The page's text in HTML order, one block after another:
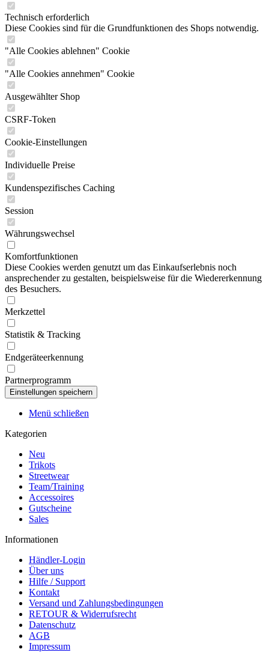
Technisch erforderlich
Diese Cookies sind für die Grundfunktionen des Shops notwendig.
"Alle Cookies ablehnen" Cookie
"Alle Cookies annehmen" Cookie
Ausgewählter Shop
CSRF-Token
Cookie-Einstellungen
Individuelle Preise
Kundenspezifisches Caching
Session
Währungswechsel
Komfortfunktionen
Diese Cookies werden genutzt um das Einkaufserlebnis noch
ansprechender zu gestalten, beispielsweise für die Wiedererkennung
des Besuchers.
Merkzettel
Statistik & Tracking
Endgeräteerkennung
Partnerprogramm
Menü schließen
Kategorien
Neu
Trikots
Streetwear
Team/Training
Accessoires
Gutscheine
Sales
Informationen
Händler-Login
Über uns
Hilfe / Support
Kontakt
Versand und Zahlungsbedingungen
RETOUR & Widerrufsrecht
Datenschutz
AGB
Impressum